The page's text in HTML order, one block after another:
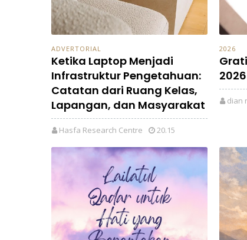
ADVERTORIAL
Ketika Laptop Menjadi
Infrastruktur Pengetahuan:
Catatan dari Ruang Kelas,
Lapangan, dan Masyarakat
Hasfa Research Centre 20.15
2026
2026
dian